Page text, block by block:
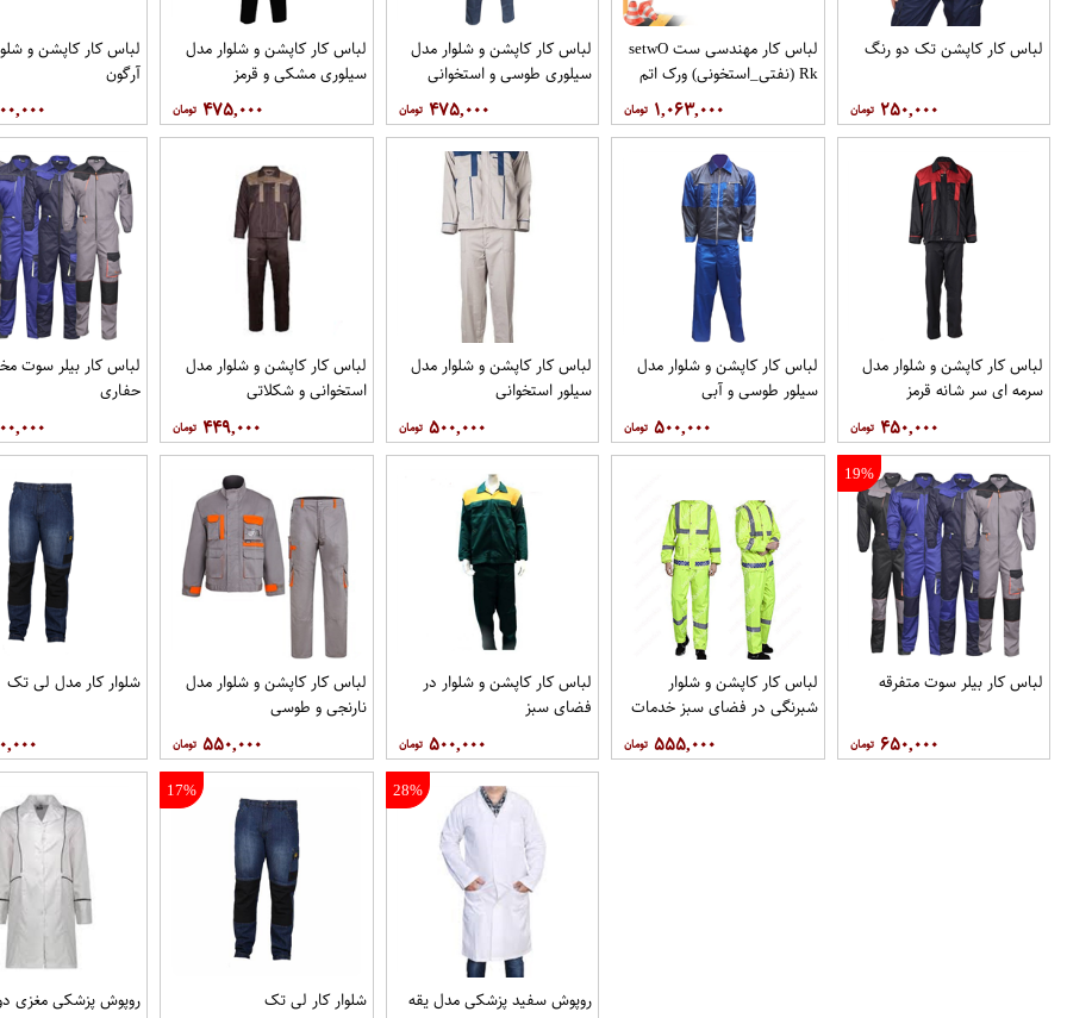
لباس کار کاپشن تک دو رنگ
۲۵۰,۰۰۰
لباس کار مهندسی ست setwO​
Rk (نفتی_استخونی) ورک اتم
۱,۰۶۳,۰۰۰
لباس کار کاپشن و شلوار مدل
سيلوری طوسی و استخوانی
۴۷۵,۰۰۰
لباس کار کاپشن و شلوار مدل
سیلوری مشکی و قرمز
۴۷۵,۰۰۰
لباس کار کاپشن و
آرگون
لباس کار کاپشن و شلوار مدل
سرمه ای سر شانه قرمز
۴۵۰,۰۰۰
لباس کار کاپشن و شلوار مدل
سیلور طوسی و آبی
۵۰۰,۰۰۰
لباس کار کاپشن و شلوار مدل
سیلور استخوانی
۵۰۰,۰۰۰
لباس کار کاپشن و شلوار مدل
استخوانی و شکلاتی
۴۴۹,۰۰۰
لباس کار بیلر سوت
حفاری
19%
لباس کار بیلر سوت متفرقه
۶۵۰,۰۰۰
لباس کار کاپشن و شلوار
شبرنگی در فضای سبز خدمات
۵۵۵,۰۰۰
لباس کار کاپشن و شلوار در
فضای سبز
۵۰۰,۰۰۰
لباس کار کاپشن و شلوار مدل
نارنجی و طوسی
۵۵۰,۰۰۰
شلوار کار مدل لی تک
28%
روپوش سفید پزشکی مدل یقه
17%
شلوار کار لی تک
روپوش پزشکی مغزی